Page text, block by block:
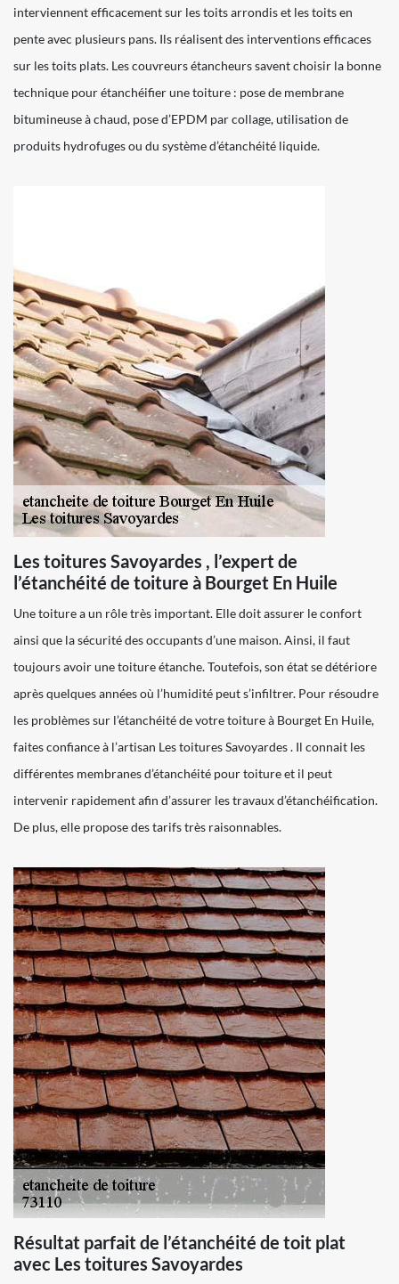
interviennent efficacement sur les toits arrondis et les toits en
pente avec plusieurs pans. Ils réalisent des interventions efficaces
sur les toits plats. Les couvreurs étancheurs savent choisir la bonne
technique pour étanchéifier une toiture : pose de membrane
bitumineuse à chaud, pose d’EPDM par collage, utilisation de
produits hydrofuges ou du système d’étanchéité liquide.
Les toitures Savoyardes , l’expert de
l’étanchéité de toiture à Bourget En Huile
Une toiture a un rôle très important. Elle doit assurer le confort
ainsi que la sécurité des occupants d’une maison. Ainsi, il faut
toujours avoir une toiture étanche. Toutefois, son état se détériore
après quelques années où l’humidité peut s’infiltrer. Pour résoudre
les problèmes sur l’étanchéité de votre toiture à Bourget En Huile,
faites confiance à l’artisan Les toitures Savoyardes . Il connait les
différentes membranes d’étanchéité pour toiture et il peut
intervenir rapidement afin d’assurer les travaux d’étanchéification.
De plus, elle propose des tarifs très raisonnables.
Résultat parfait de l’étanchéité de toit plat
avec Les toitures Savoyardes